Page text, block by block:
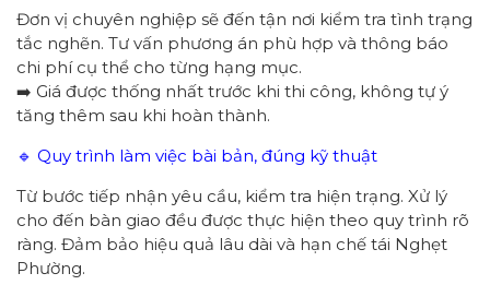
Đơn vị chuyên nghiệp sẽ đến tận nơi kiểm tra tình trạng
tắc nghẽn. Tư vấn phương án phù hợp và thông báo
chi phí cụ thể cho từng hạng mục.
➡️ Giá được thống nhất trước khi thi công, không tự ý
tăng thêm sau khi hoàn thành.
🔹 Quy trình làm việc bài bản, đúng kỹ thuật
Từ bước tiếp nhận yêu cầu, kiểm tra hiện trạng. Xử lý
cho đến bàn giao đều được thực hiện theo quy trình rõ
ràng. Đảm bảo hiệu quả lâu dài và hạn chế tái Nghẹt
Phường.